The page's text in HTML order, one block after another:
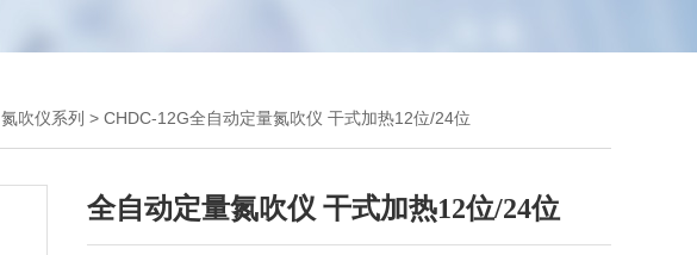
氮吹仪系列 > CHDC-12G全自动定量氮吹仪 干式加热12位/24位
全自动定量氮吹仪 干式加热12位/24位